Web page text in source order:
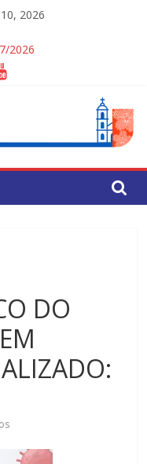
2026
2026
Escolares da Rede
de Saúde
DO